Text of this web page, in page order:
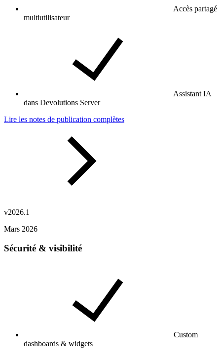
Accès partagé
multiutilisateur
Assistant IA
dans Devolutions Server
Lire les notes de publication complètes
v2026.1
Mars 2026
Sécurité & visibilité
Custom
dashboards & widgets